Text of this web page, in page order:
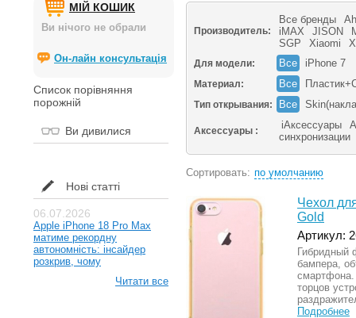
МІЙ КОШИК
Ви нічого не обрали
Он-лайн консультація
Список порівняння
порожній
Ви дивилися
Нові статті
06.07.2026
Apple iPhone 18 Pro Max
матиме рекордну
автономність: інсайдер
розкрив, чому
Читати все
Производитель:
Все бренды
iMAX
JISON
SGP
Xiaomi
Для модели: Все iPhone 7
Материал: Все
Тип открывания: Все
Аксессуары : iАксессуары
синхронизации
Сортировать: по умолчанию
Чехол
Gold
Артикул:
Гибридный
бампера,
смартфона.
торцов
Подробнее